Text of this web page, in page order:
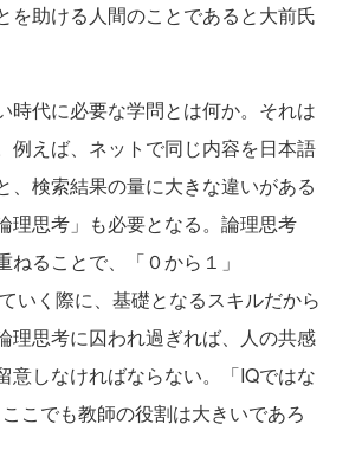
を助ける人間のことであると大前氏
時代に必要な学問とは何か。それは
例えば、ネットで同じ内容を日本語
、検索結果の量に大きな違いがある
理思考」も必要となる。論理思考
ねることで、「０から１」
いく際に、基礎となるスキルだから
理思考に囚われ過ぎれば、人の共感
意しなければならない。「IQではな
こでも教師の役割は大きいであろ